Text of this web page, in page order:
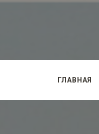
ГЛАВНАЯ